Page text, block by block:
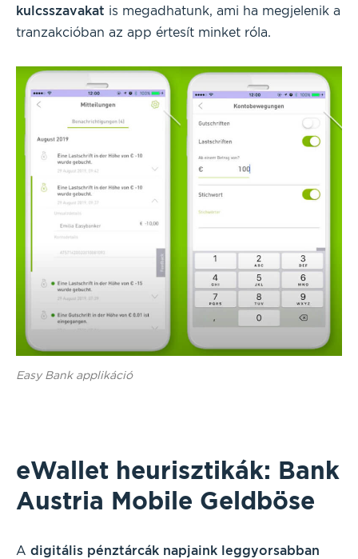
kulcsszavakat is megadhatunk, ami ha megjelenik a
tranzakcióban az app értesít minket róla.
Easy Bank applikáció
eWallet heurisztikák: Bank
Austria Mobile Geldböse
A digitális pénztárcák napjaink leggyorsabban